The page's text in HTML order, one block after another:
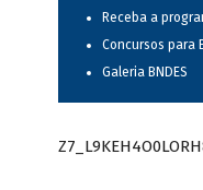
Receba a
Concursos para
Galeria BNDES